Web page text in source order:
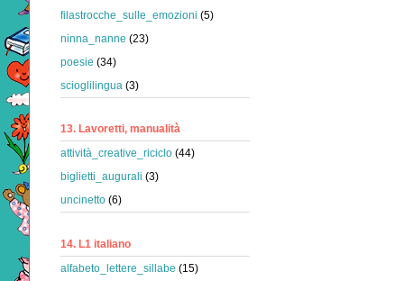
filastrocche_sulle_emozioni (5)
ninna_nanne (23)
poesie (34)
scioglilingua (3)
13. Lavoretti, manualità
attività_creative_riciclo (44)
biglietti_augurali (3)
uncinetto (6)
14. L1 italiano
alfabeto_lettere_sillabe (15)